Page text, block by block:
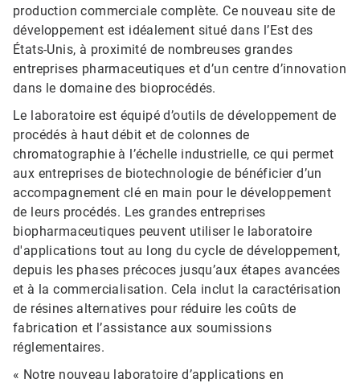
production commerciale complète. Ce nouveau site de
développement est idéalement situé dans l’Est des
États-Unis, à proximité de nombreuses grandes
entreprises pharmaceutiques et d’un centre d’innovation
dans le domaine des bioprocédés.
Le laboratoire est équipé d’outils de développement de
procédés à haut débit et de colonnes de
chromatographie à l’échelle industrielle, ce qui permet
aux entreprises de biotechnologie de bénéficier d’un
accompagnement clé en main pour le développement
de leurs procédés. Les grandes entreprises
biopharmaceutiques peuvent utiliser le laboratoire
d'applications tout au long du cycle de développement,
depuis les phases précoces jusqu’aux étapes avancées
et à la commercialisation. Cela inclut la caractérisation
de résines alternatives pour réduire les coûts de
fabrication et l’assistance aux soumissions
réglementaires.
« Notre nouveau laboratoire d’applications en